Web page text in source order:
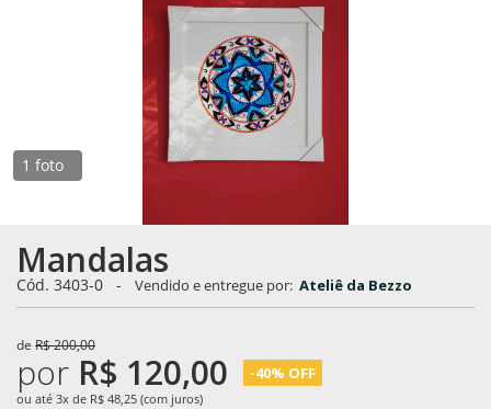
1 foto
Mandalas
Cód. 3403-0 - Vendido e entregue por: Ateliê da Bezzo
de R$ 200,00
por R$ 120,00 -40% OFF
ou até 3x de R$ 48,25 (com juros)